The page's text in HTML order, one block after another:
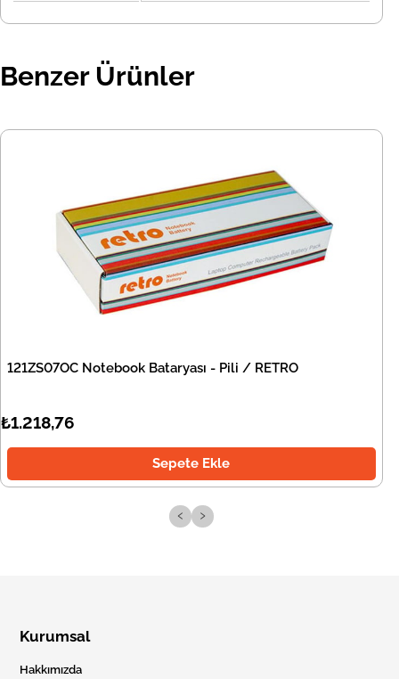
Benzer Ürünler
121ZS07OC Notebook Bataryası - Pili / RETRO
₺1.218,76
Sepete Ekle
‹ ›
Kurumsal
Hakkımızda